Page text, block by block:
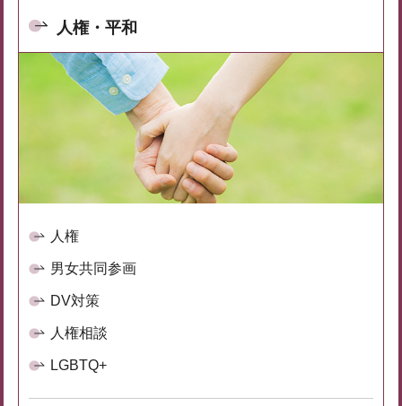
人権・平和
人権
男女共同参画
DV対策
人権相談
LGBTQ+